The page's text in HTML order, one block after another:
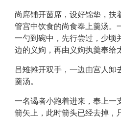
尚席铺开茵席，设好锦垫，扶
管宫中饮食的尚食奉上羹汤。
一勺到碗中，先行尝过，少顷
边的义姁，再由义姁执羹奉给
吕雉摊开双手，一边由宫人卸
羹汤。
一名谒者小跑着进来，奉上一
箭矢上，此时箭头已经去掉，